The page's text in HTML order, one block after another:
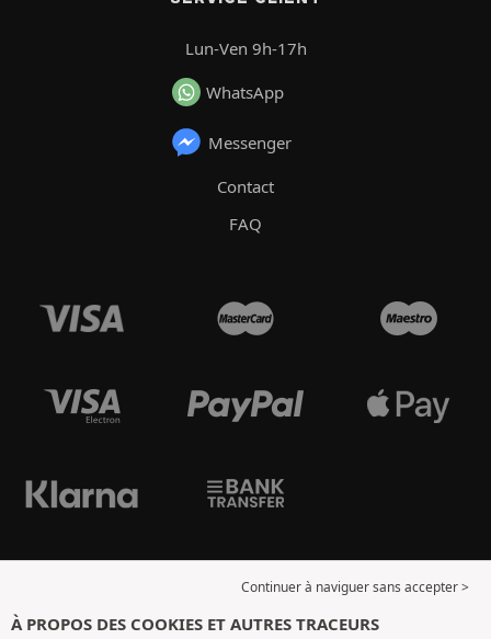
Lun-Ven 9h-17h
WhatsApp
Messenger
Contact
FAQ
Continuer à naviguer sans accepter >
À PROPOS DES COOKIES ET AUTRES TRACEURS